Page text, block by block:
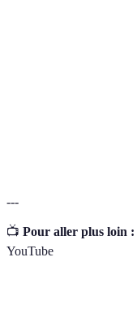
---
📺 Pour aller plus loin :
YouTube